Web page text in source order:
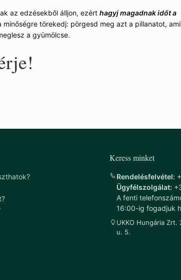
az edzésekből álljon, ezért hagyj magadnak időt a
minőségre törekedj: pörgesd meg azt a pillanatot,
a gyümölcse.
Keress minket
Rendelésfelvétel:
Ügyfélszolgálat:
A fenti
16:00-ig fogadjuk
UKKO Hungária Zrt.
u. 5.